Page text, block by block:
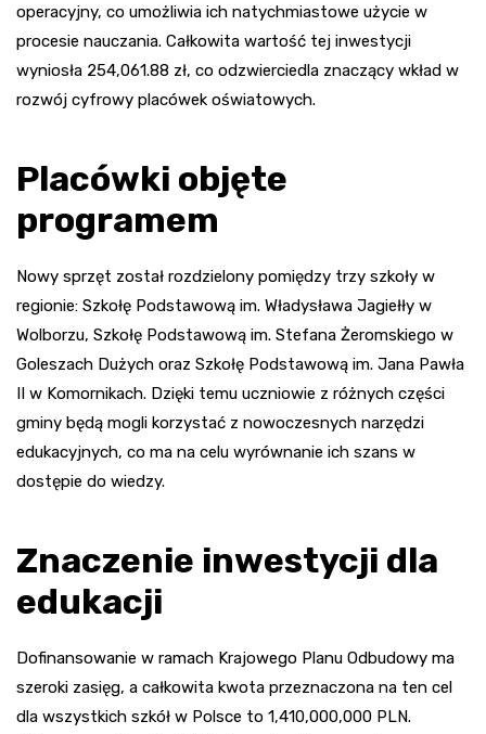
operacyjny, co umożliwia ich natychmiastowe użycie w
procesie nauczania. Całkowita wartość tej inwestycji
wyniosła 254,061.88 zł, co odzwierciedla znaczący wkład w
rozwój cyfrowy placówek oświatowych.
Placówki objęte
programem
Nowy sprzęt został rozdzielony pomiędzy trzy szkoły w
regionie: Szkołę Podstawową im. Władysława Jagiełły w
Wolborzu, Szkołę Podstawową im. Stefana Żeromskiego w
Goleszach Dużych oraz Szkołę Podstawową im. Jana Pawła
II w Komornikach. Dzięki temu uczniowie z różnych części
gminy będą mogli korzystać z nowoczesnych narzędzi
edukacyjnych, co ma na celu wyrównanie ich szans w
dostępie do wiedzy.
Znaczenie inwestycji dla
edukacji
Dofinansowanie w ramach Krajowego Planu Odbudowy ma
szeroki zasięg, a całkowita kwota przeznaczona na ten cel
dla wszystkich szkół w Polsce to 1,410,000,000 PLN.